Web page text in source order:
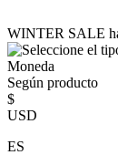
WINTER SALE
Moneda
Según producto
$
USD
ES